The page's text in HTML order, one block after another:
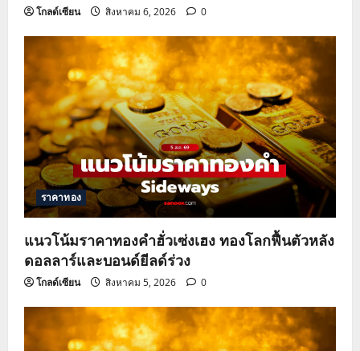
โกลด์เซียน สิงหาคม 6, 2026 0
ราคาทอง
แนวโน้มราคาทองคำฮั่วเซ่งเฮง ทองโลกฟื้นตัวหลัง
ดอลลาร์และบอนด์ยีลด์ร่วง
โกลด์เซียน สิงหาคม 5, 2026 0